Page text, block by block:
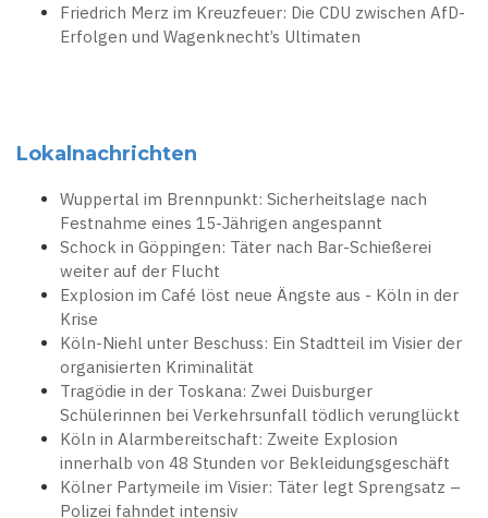
Friedrich Merz im Kreuzfeuer: Die CDU zwischen AfD-
Erfolgen und Wagenknecht’s Ultimaten
Lokalnachrichten
Wuppertal im Brennpunkt: Sicherheitslage nach
Festnahme eines 15-Jährigen angespannt
Schock in Göppingen: Täter nach Bar-Schießerei
weiter auf der Flucht
Explosion im Café löst neue Ängste aus - Köln in der
Krise
Köln-Niehl unter Beschuss: Ein Stadtteil im Visier der
organisierten Kriminalität
Tragödie in der Toskana: Zwei Duisburger
Schülerinnen bei Verkehrsunfall tödlich verunglückt
Köln in Alarmbereitschaft: Zweite Explosion
innerhalb von 48 Stunden vor Bekleidungsgeschäft
Kölner Partymeile im Visier: Täter legt Sprengsatz –
Polizei fahndet intensiv